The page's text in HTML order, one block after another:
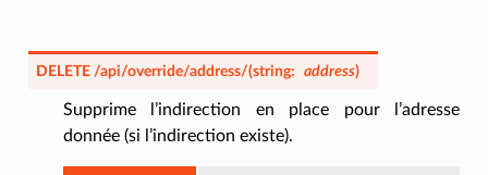
DELETE /api/override/address/(string: address)
Supprime l’indirection en place pour l’adresse
donnée (si l’indirection existe).